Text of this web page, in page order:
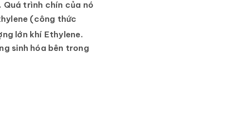
Quá trình chín của nó
(công thức
lớn khí Ethylene.
sinh hóa bên trong